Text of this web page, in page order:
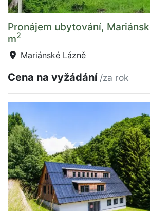
Pronájem ubytování,
m2
Mariánské Lázně
Cena na vyžádání /za rok